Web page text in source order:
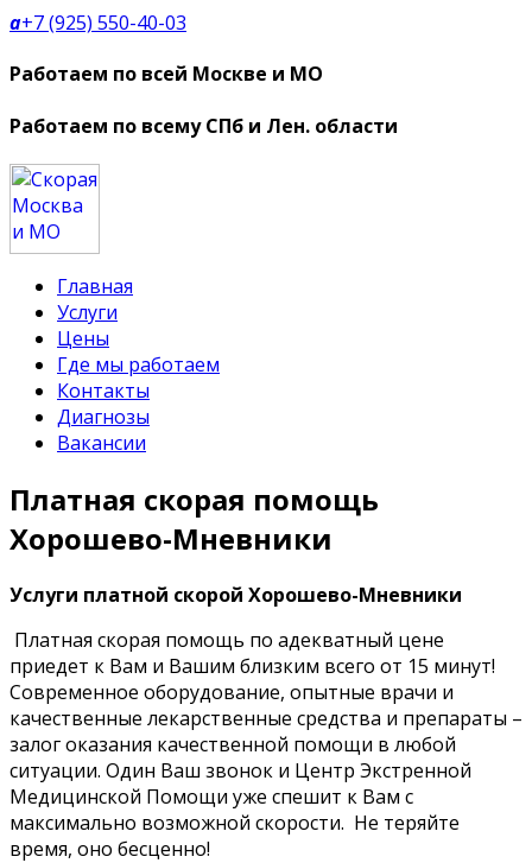
a+7 (925) 550-40-03
Работаем по всей Москве и МО
Работаем по всему СПб и Лен. области
Главная
Услуги
Цены
Где мы работаем
Контакты
Диагнозы
Вакансии
Платная скорая помощь
Хорошево-Мневники
Услуги платной скорой Хорошево-Мневники
Платная скорая помощь по адекватный цене
приедет к Вам и Вашим близким всего от 15 минут!
Современное оборудование, опытные врачи и
качественные лекарственные средства и препараты –
залог оказания качественной помощи в любой
ситуации. Один Ваш звонок и Центр Экстренной
Медицинской Помощи уже спешит к Вам с
максимально возможной скорости. Не теряйте
время, оно бесценно!